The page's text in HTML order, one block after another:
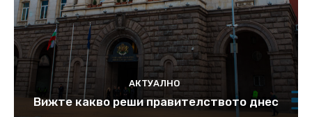
АКТУАЛНО
Вижте какво реши правителството днес